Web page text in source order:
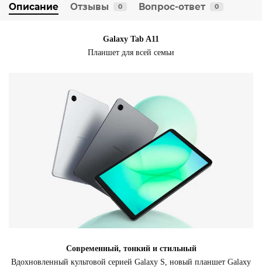
Описание Отзывы 0 Вопрос-ответ 0
Galaxy Tab A11
Планшет для всей семьи
Современный, тонкий и стильный
Вдохновленный культовой серией Galaxy S, новый планшет Galaxy